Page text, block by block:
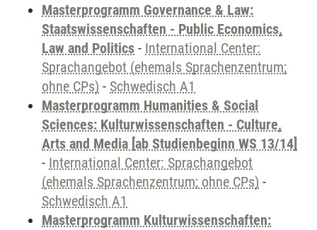
Masterprogramm Governance & Law:
Staatswissenschaften - Public Economics,
Law and Politics - International Center:
Sprachangebot (ehemals Sprachenzentrum;
ohne CPs) - Schwedisch A1
Masterprogramm Humanities & Social
Sciences: Kulturwissenschaften - Culture,
Arts and Media [ab Studienbeginn WS 13/14]
- International Center: Sprachangebot
(ehemals Sprachenzentrum; ohne CPs) -
Schwedisch A1
Masterprogramm Kulturwissenschaften: